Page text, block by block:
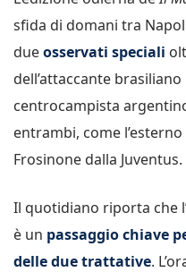
sfida di domani tra
dueosservati speciali
dell’attaccante brasiliano
centrocampista
entrambi, come
Frosinone dalla Juventus.
Il quotidiano riporta che
è un passaggio chiave
delle due trattative.